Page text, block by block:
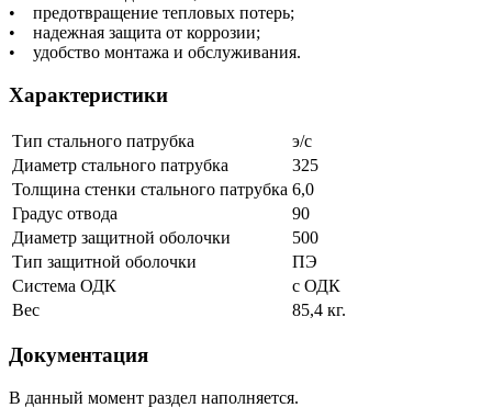
• предотвращение тепловых потерь;
• надежная защита от коррозии;
• удобство монтажа и обслуживания.
Характеристики
Тип стального патрубка
э/с
Диаметр стального патрубка
325
Толщина стенки стального патрубка 6,0
Градус отвода
90
Диаметр защитной оболочки
500
Тип защитной оболочки
ПЭ
Система ОДК
с ОДК
Вес
85,4 кг.
Документация
В данный момент раздел наполняется.